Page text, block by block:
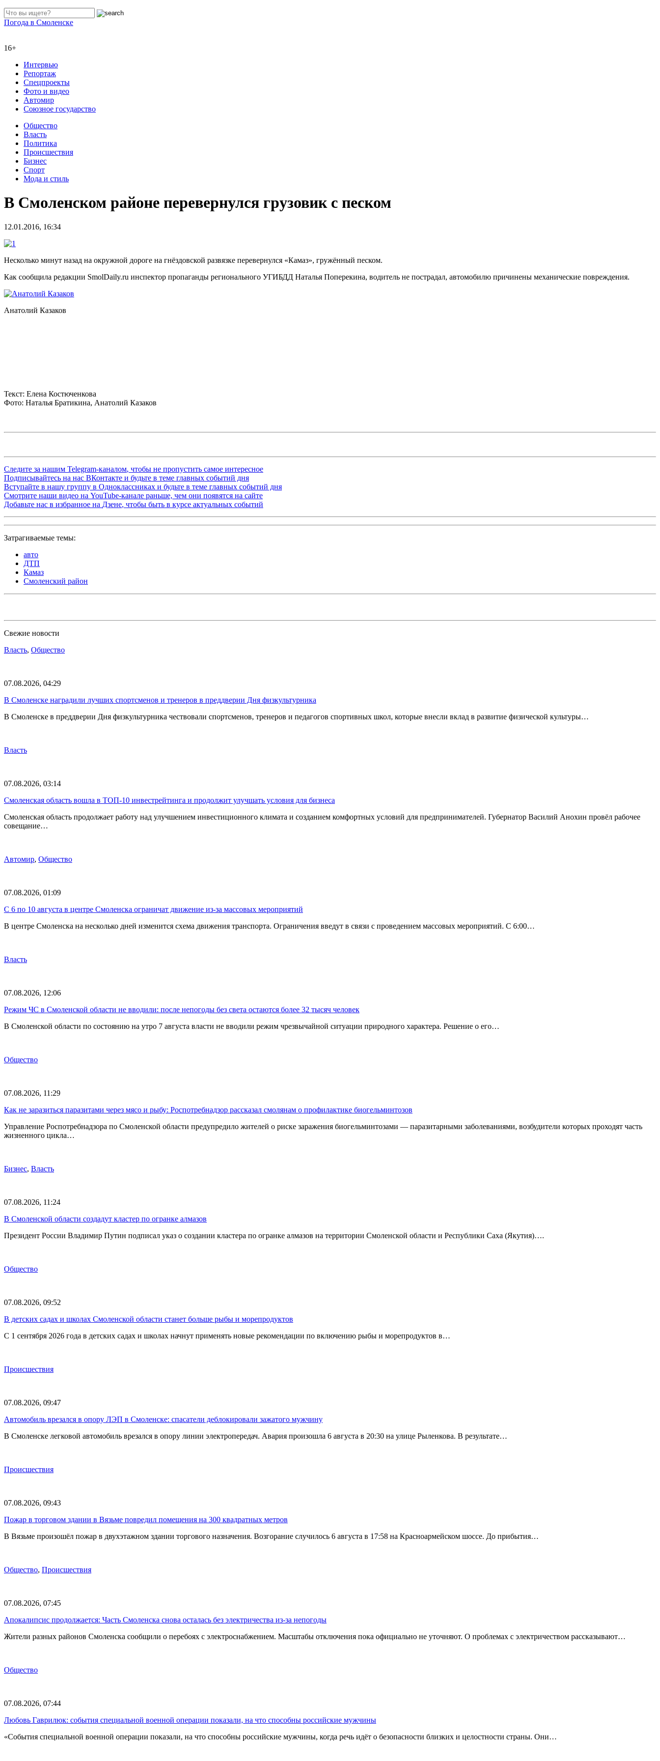
Погода в Смоленске
16+
Интервью
Репортаж
Спецпроекты
Фото и видео
Автомир
Союзное государство
Общество
Власть
Политика
Происшествия
Бизнес
Спорт
Мода и стиль
В Смоленском районе перевернулся грузовик с песком
12.01.2016, 16:34
Несколько минут назад на окружной дороге на гнёздовской развязке перевернулся «Камаз», гружённый песком.
Как сообщила редакции SmolDaily.ru инспектор пропаганды регионального УГИБДД Наталья Поперекина, водитель не пострадал, автомобилю причинены механические повреждения.
Анатолий Казаков
Текст: Елена Костюченкова
Фото: Наталья Братикина, Анатолий Казаков
Следите за нашим Telegram-каналом, чтобы не пропустить самое интересное
Подписывайтесь на нас ВКонтакте и будьте в теме главных событий дня
Вступайте в нашу группу в Одноклассниках и будьте в теме главных событий дня
Смотрите наши видео на YouTube-канале раньше, чем они появятся на сайте
Добавьте нас в избранное на Дзене, чтобы быть в курсе актуальных событий
Затрагиваемые темы:
авто
ДТП
Камаз
Смоленский район
Свежие новости
Власть, Общество
07.08.2026, 04:29
В Смоленске наградили лучших спортсменов и тренеров в преддверии Дня физкультурника
В Смоленске в преддверии Дня физкультурника чествовали спортсменов, тренеров и педагогов спортивных школ, которые внесли вклад в развитие физической культуры…
Власть
07.08.2026, 03:14
Смоленская область вошла в ТОП-10 инвестрейтинга и продолжит улучшать условия для бизнеса
Смоленская область продолжает работу над улучшением инвестиционного климата и созданием комфортных условий для предпринимателей. Губернатор Василий Анохин провёл рабочее
совещание…
Автомир, Общество
07.08.2026, 01:09
С 6 по 10 августа в центре Смоленска ограничат движение из-за массовых мероприятий
В центре Смоленска на несколько дней изменится схема движения транспорта. Ограничения введут в связи с проведением массовых мероприятий. С 6:00…
Власть
07.08.2026, 12:06
Режим ЧС в Смоленской области не вводили: после непогоды без света остаются более 32 тысяч человек
В Смоленской области по состоянию на утро 7 августа власти не вводили режим чрезвычайной ситуации природного характера. Решение о его…
Общество
07.08.2026, 11:29
Как не заразиться паразитами через мясо и рыбу: Роспотребнадзор рассказал смолянам о профилактике биогельминтозов
Управление Роспотребнадзора по Смоленской области предупредило жителей о риске заражения биогельминтозами — паразитарными заболеваниями, возбудители которых проходят часть
жизненного цикла…
Бизнес, Власть
07.08.2026, 11:24
В Смоленской области создадут кластер по огранке алмазов
Президент России Владимир Путин подписал указ о создании кластера по огранке алмазов на территории Смоленской области и Республики Саха (Якутия)….
Общество
07.08.2026, 09:52
В детских садах и школах Смоленской области станет больше рыбы и морепродуктов
С 1 сентября 2026 года в детских садах и школах начнут применять новые рекомендации по включению рыбы и морепродуктов в…
Происшествия
07.08.2026, 09:47
Автомобиль врезался в опору ЛЭП в Смоленске: спасатели деблокировали зажатого мужчину
В Смоленске легковой автомобиль врезался в опору линии электропередач. Авария произошла 6 августа в 20:30 на улице Рыленкова. В результате…
Происшествия
07.08.2026, 09:43
Пожар в торговом здании в Вязьме повредил помещения на 300 квадратных метров
В Вязьме произошёл пожар в двухэтажном здании торгового назначения. Возгорание случилось 6 августа в 17:58 на Красноармейском шоссе. До прибытия…
Общество, Происшествия
07.08.2026, 07:45
Апокалипсис продолжается: Часть Смоленска снова осталась без электричества из-за непогоды
Жители разных районов Смоленска сообщили о перебоях с электроснабжением. Масштабы отключения пока официально не уточняют. О проблемах с электричеством рассказывают…
Общество
07.08.2026, 07:44
Любовь Гаврилюк: события специальной военной операции показали, на что способны российские мужчины
«События специальной военной операции показали, на что способны российские мужчины, когда речь идёт о безопасности близких и целостности страны. Они…